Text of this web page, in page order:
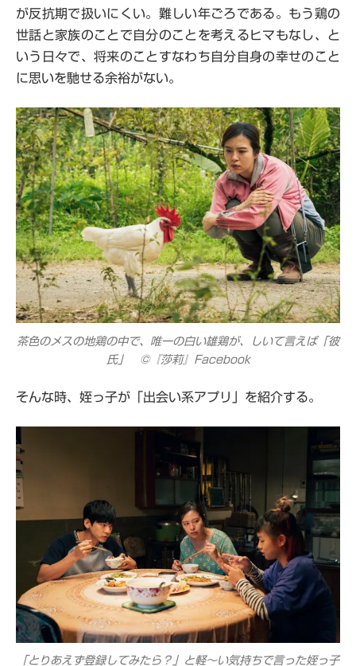
が反抗期で扱いにくい。難しい年ごろである。もう鶏の
世話と家族のことで自分のことを考えるヒマもなし、と
いう日々で、将来のことすなわち自分自身の幸せのこと
に思いを馳せる余裕がない。
茶色のメスの地鶏の中で、唯一の白い雄鶏が、しいて言えば「彼
氏」 ©『莎莉』Facebook
そんな時、姪っ子が「出会い系アプリ」を紹介する。
「とりあえず登録してみたら？」と軽～い気持ちで言った姪っ子